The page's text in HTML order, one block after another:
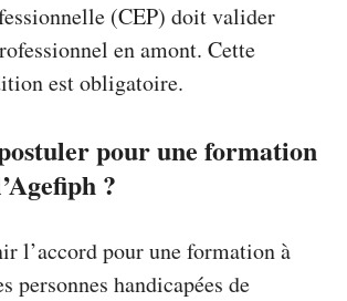
(CEP) doit valider
en amont. Cette
est obligatoire.
pour une formation
?
l’accord pour une formation à
personnes handicapées de